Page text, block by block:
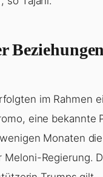
im Rahmen
eine bekannte
Monaten
Meloni-Regierung.